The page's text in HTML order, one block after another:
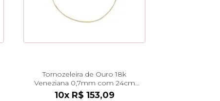
Tornozeleira de Ouro 18k
Veneziana 0,7mm com 24cm
to00128
10x R$ 153,09